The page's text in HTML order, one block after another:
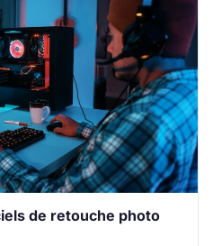
de retouche photo